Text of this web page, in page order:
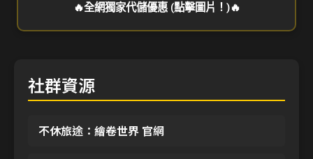
🔥全網獨家代儲優惠 (點擊圖片！)🔥
社群資源
不休旅途：繪卷世界 官網